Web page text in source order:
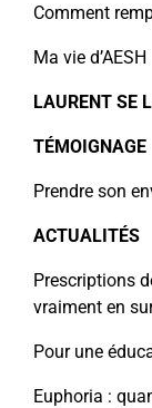
Comment
Ma vie d’AESH
LAURENT SE
TÉMOIGNAGE
Prendre son
ACTUALITÉS
Prescriptions
vraiment en
Pour une
Euphoria :